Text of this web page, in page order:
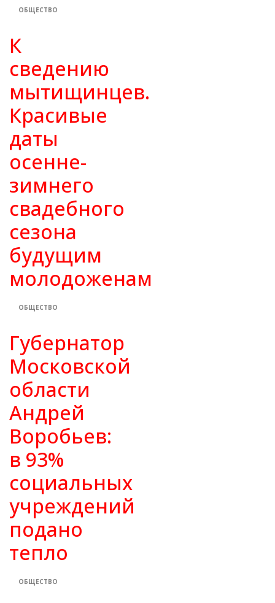
ОБЩЕСТВО
К
сведению
мытищинцев.
Красивые
даты
осенне-
зимнего
свадебного
сезона
будущим
молодоженам
ОБЩЕСТВО
Губернатор
Московской
области
Андрей
Воробьев:
в 93%
социальных
учреждений
подано
тепло
ОБЩЕСТВО